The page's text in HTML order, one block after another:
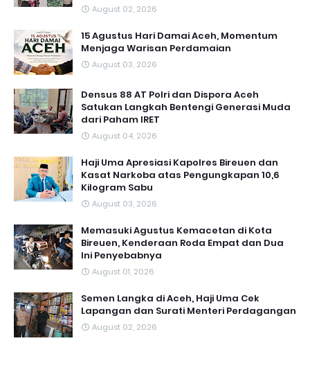
August 02, 2026
15 Agustus Hari Damai Aceh, Momentum
Menjaga Warisan Perdamaian
August 03, 2026
Densus 88 AT Polri dan Dispora Aceh
Satukan Langkah Bentengi Generasi Muda
dari Paham IRET
August 04, 2026
Haji Uma Apresiasi Kapolres Bireuen dan
Kasat Narkoba atas Pengungkapan 10,6
Kilogram Sabu
August 03, 2026
Memasuki Agustus Kemacetan di Kota
Bireuen, Kenderaan Roda Empat dan Dua
Ini Penyebabnya
August 01, 2026
Semen Langka di Aceh, Haji Uma Cek
Lapangan dan Surati Menteri Perdagangan
August 02, 2026